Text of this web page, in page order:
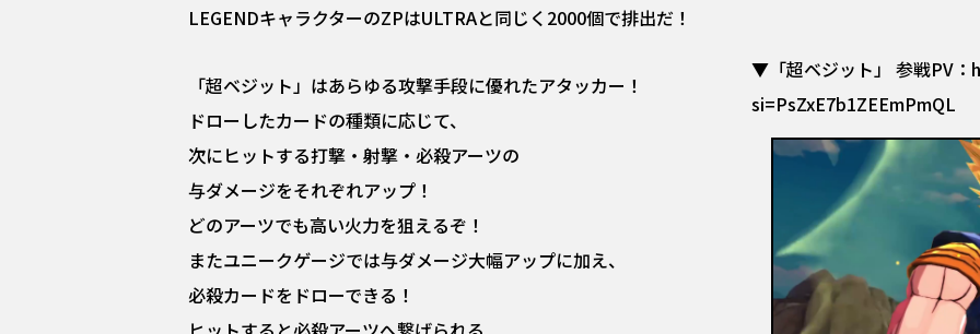
LEGENDキャラクターのZPはULTRAと同じく2000個で排出だ！
「超ベジット」はあらゆる攻撃手段に優れたアタッカー！
ドローしたカードの種類に応じて、
次にヒットする打撃・射撃・必殺アーツの
与ダメージをそれぞれアップ！
どのアーツでも高い火力を狙えるぞ！
またユニークゲージでは与ダメージ大幅アップに加え、
必殺カードをドローできる！
▼「超ベジット」 参戦PV
si=PsZxE7b1ZEEmPmQL